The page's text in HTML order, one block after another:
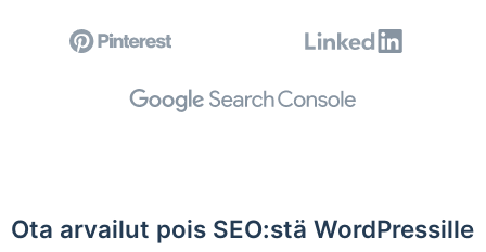
Ota arvailut pois SEO:stä WordPressille